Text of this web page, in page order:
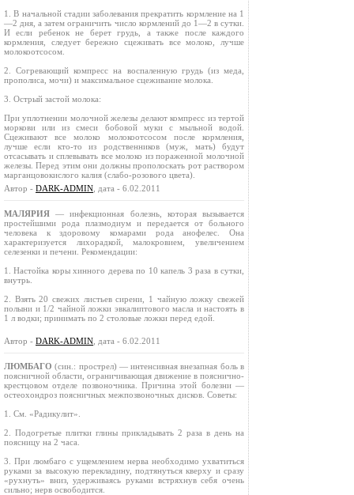
1. В начальной стадии заболевания прекратить кормление на 1
—2 дня, а затем ограничить число кормлений до 1—2 в сутки.
И если ребенок не берет грудь, а также после каждого
кормления, следует бережно сцеживать все молоко, лучше
молокоотсосом.
2. Согревающий компресс на воспаленную грудь (из меда,
прополиса, мочи) и максимальное сцеживание молока.
3. Острый застой молока:
При уплотнении молочной железы делают компресс из тертой
моркови или из смеси бобовой муки с мыльной водой.
Сцеживают все молоко молокоотсосом после кормления,
лучше если кто-то из родственников (муж, мать) будут
отсасывать и сплевывать все молоко из пораженной молочной
железы. Перед этим они должны прополоскать рот раствором
марганцовокислого калия (слабо-розового цвета).
Автор - DARK-ADMIN , дата - 6.02.2011
МАЛЯРИЯ — инфекционная болезнь, которая вызывается
простейшими рода плазмодиум и передается от больного
человека к здоровому комарами рода анофелес. Она
характеризуется лихорадкой, малокровием, увеличением
селезенки и печени. Рекомендации:
1. Настойка коры хинного дерева по 10 капель 3 раза в сутки,
внутрь.
2. Взять 20 свежих листьев сирени, 1 чайную ложку свежей
полыни и 1/2 чайной ложки эвкалиптового масла и настоять в
1 л водки; принимать по 2 столовые ложки перед едой.
Автор - DARK-ADMIN , дата - 6.02.2011
ЛЮМБАГО (син.: прострел) — интенсивная внезапная боль в
поясничной области, ограничивающая движение в пояснично-
крестцовом отделе позвоночника. Причина этой болезни —
остеохондроз поясничных межпозво­ночных дисков. Советы:
1. См. «Радикулит».
2. Подогретые плитки глины прикладывать 2 раза в день на
поясницу на 2 часа.
3. При люмбаго с ущемлением нерва необходимо ухватиться
руками за высокую перекладину, подтянуться кверху и сразу
«рухнуть» вниз, удерживаясь руками встряхнув себя очень
сильно; нерв освободится.